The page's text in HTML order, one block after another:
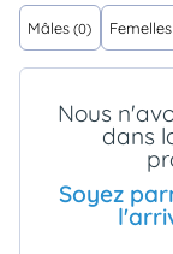
..
Assurances
Connexion
Mâles (0) Femelles
Nous
dans
Soyez